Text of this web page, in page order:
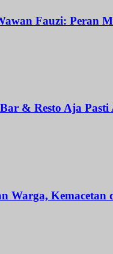
Fauzi: Peran
& Resto Aja Pasti
Kemacetan